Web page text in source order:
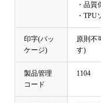
・品質
・TPU
印字(パッ
ケージ)
原則不
す)
製品管理
コード
1104